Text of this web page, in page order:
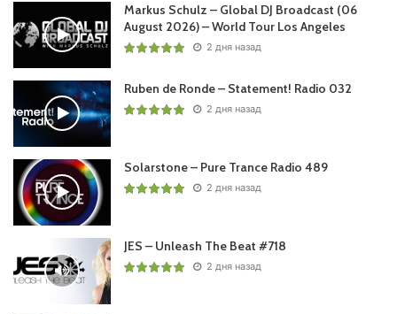
Markus Schulz – Global DJ Broadcast (06
August 2026) – World Tour Los Angeles
2 дня назад
Ruben de Ronde – Statement! Radio 032
2 дня назад
Solarstone – Pure Trance Radio 489
2 дня назад
JES – Unleash The Beat #718
2 дня назад